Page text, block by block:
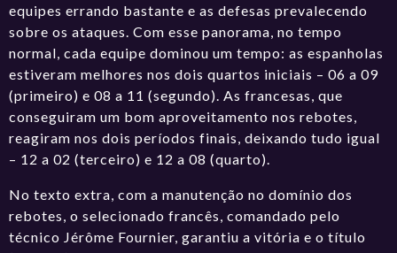
equipes errando bastante e as defesas prevalecendo
sobre os ataques. Com esse panorama, no tempo
normal, cada equipe dominou um tempo: as espanholas
estiveram melhores nos dois quartos iniciais – 06 a 09
(primeiro) e 08 a 11 (segundo). As francesas, que
conseguiram um bom aproveitamento nos rebotes,
reagiram nos dois períodos finais, deixando tudo igual
– 12 a 02 (terceiro) e 12 a 08 (quarto).
No texto extra, com a manutenção no domínio dos
rebotes, o selecionado francês, comandado pelo
técnico Jérôme Fournier, garantiu a vitória e o título